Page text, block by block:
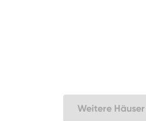
Weitere